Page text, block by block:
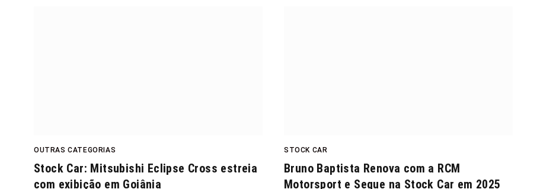
OUTRAS CATEGORIAS
Stock Car: Mitsubishi Eclipse Cross estreia
com exibição em Goiânia
STOCK CAR
Bruno Baptista Renova com a RCM
Motorsport e Segue na Stock Car em 2025